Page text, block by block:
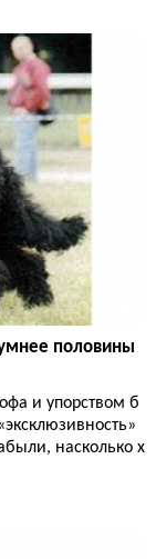
половины
и упорством б
насколько х